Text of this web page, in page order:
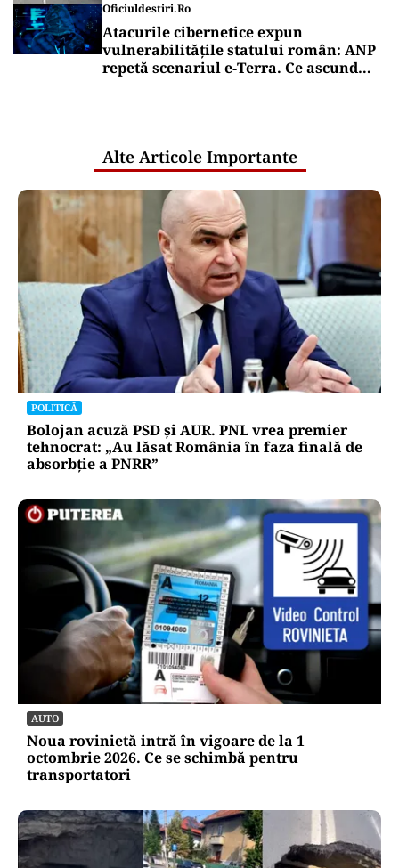
Oficiuldestiri.ro
Atacurile cibernetice expun
vulnerabilitățile statului român: ANP
repetă scenariul e‑Terra. Ce ascund
Alte Articole Importante
POLITICĂ
Bolojan acuză PSD și AUR. PNL vrea premier
tehnocrat: „Au lăsat România în faza finală de
absorbţie a PNRR”
AUTO
Noua rovinietă intră în vigoare de la 1
octombrie 2026. Ce se schimbă pentru
transportatori